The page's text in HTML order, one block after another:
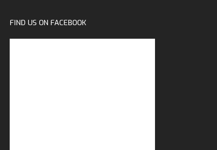
FIND US ON FACEBOOK